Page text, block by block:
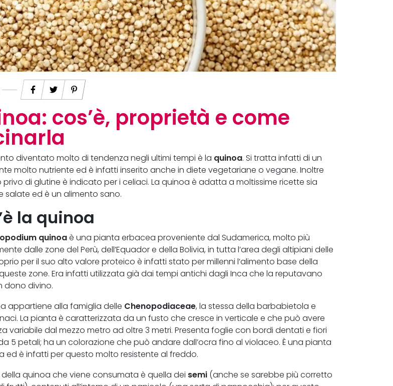
cos’è, proprietà e come
diventato molto di tendenza negli ultimi tempi è la quinoa. Si tratta infatti di un
molto nutriente ed è infatti inserito anche in diete vegetariane o vegane. Inoltre
privo di glutine è indicato per i celiaci. La quinoa è adatta a moltissime ricette sia
salate ed è un alimento sano.
la quinoa
quinoa è una pianta erbacea proveniente dal Sudamerica, molto più
dalle zone del Perù, dell’Equador e della Bolivia, in tutta l’area degli altipiani delle
per il suo alto valore proteico è infatti stato per millenni l’alimento base della
zone. Era infatti utilizzata già dai tempi antichi dagli Inca che la reputavano
dono divino.
appartiene alla famiglia delle Chenopodiaceae, la stessa della barbabietola e
La pianta è caratterizzata da un fusto che cresce in verticale e che può avere
variabile dal mezzo metro ad oltre 3 metri. Presenta foglie con bordi dentati e fiori
5 petali; ha un colorazione che può andare dall’ocra fino al violaceo. È una pianta
ed è infatti per questo molto resistente al freddo.
della quinoa che viene consumata è quella dei semi (anche se sarebbe più corretto